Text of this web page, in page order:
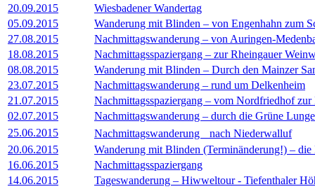
20.09.2015
Wiesbadener Wandertag
05.09.2015
Wanderung mit Blinden – von Engenhahn zum
27.08.2015
Nachmittagswanderung – von Auringen-
18.08.2015
Nachmittagsspaziergang – zur Rheingauer
08.08.2015
Wanderung mit Blinden – Durch den Mainzer
23.07.2015
Nachmittagswanderung – rund um Delkenheim
21.07.2015
Nachmittagsspaziergang – vom Nordfriedhof zur
02.07.2015
Nachmittagswanderung – durch die Grüne
25.06.2015
Nachmittagswanderung nach Niederwalluf
20.06.2015
Wanderung mit Blinden (Terminänderung!) –
16.06.2015
Nachmittagsspaziergang
14.06.2015
Tageswanderung – Hiwweltour - Tiefenthaler